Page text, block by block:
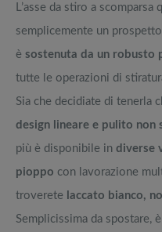
L’asse da stiro a
semplicemente un
è sostenuta da un robusto
tutte le operazioni di
Sia che decidiate di tenerla
design lineare e pulito non
più è disponibile in diverse
pioppo con lavorazione
troverete laccato bianco,
Semplicissima da spostare,